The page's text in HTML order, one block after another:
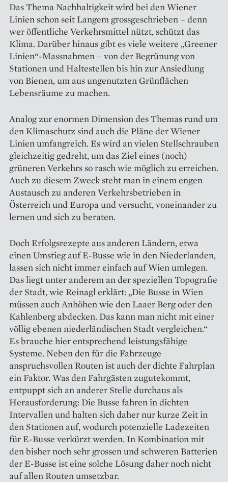
Das Thema Nachhaltigkeit wird bei den Wiener
Linien schon seit ­Langem grossgeschrieben – denn
wer öffentliche Verkehrsmittel nützt, schützt das
Klima. Darüber hinaus gibt es viele weitere „Greener
Linien“-Massnahmen – von der Begrünung von
Stationen und Haltestellen bis hin zur Ansiedlung
von Bienen, um aus ungenutzten Grünflächen
Lebensräume zu machen.
Analog zur enormen Dimension des Themas rund um
den Klimaschutz sind auch die Pläne der Wiener
Linien umfangreich. Es wird an vielen Stellschrauben
gleichzeitig gedreht, um das Ziel eines (noch)
grüneren Verkehrs so rasch wie möglich zu erreichen.
Auch zu diesem Zweck steht man in einem engen
Austausch zu anderen Verkehrsbetrieben in
Österreich und Europa und versucht, voneinander zu
lernen und sich zu beraten.
Doch Erfolgsrezepte aus anderen Ländern, etwa
einen Umstieg auf E-Busse wie in den Niederlanden,
lassen sich nicht immer einfach auf Wien umlegen.
Das liegt unter anderem an der speziellen Topografie
der Stadt, wie Reinagl erklärt: „Die Busse in Wien
müssen auch Anhöhen wie den Laaer Berg oder den
Kahlenberg abdecken. Das kann man nicht mit einer
völlig ebenen niederländischen Stadt vergleichen.“
Es brauche hier entsprechend leistungsfähige
Systeme. Neben den für die Fahrzeuge
anspruchsvollen Routen ist auch der dichte Fahrplan
ein Faktor. Was den Fahrgästen zugutekommt,
entpuppt sich an anderer Stelle durchaus als
Herausforderung: Die Busse fahren in dichten
Intervallen und halten sich daher nur kurze Zeit in
den Stationen auf, ­wodurch potenzielle ­Ladezeiten
für E-Busse verkürzt werden. In Kombination mit
den bisher noch sehr grossen und schweren Batterien
der E-Busse ist eine solche Lösung daher noch nicht
auf allen Routen umsetzbar.